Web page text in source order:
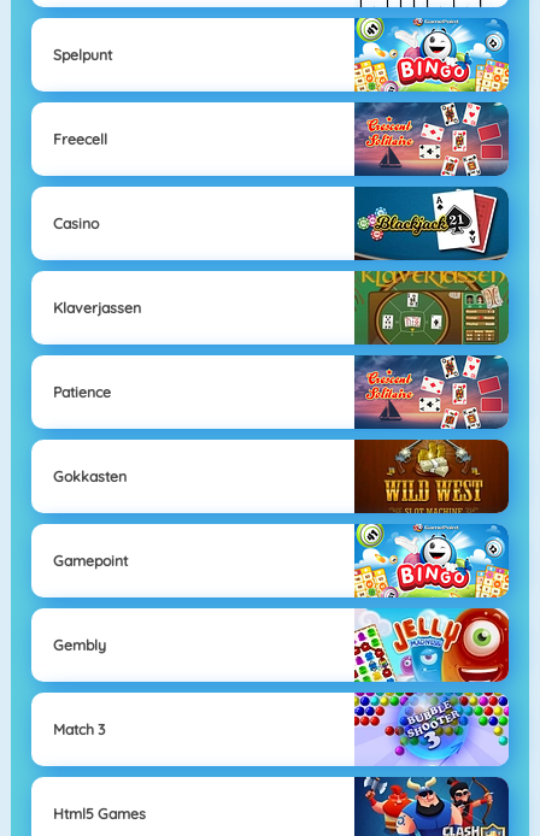
Spelpunt
Freecell
Casino
Klaverjassen
Patience
Gokkasten
Gamepoint
Gembly
Match 3
Html5 Games